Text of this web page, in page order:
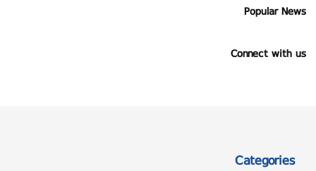
Popular News
Connect with us
Categories